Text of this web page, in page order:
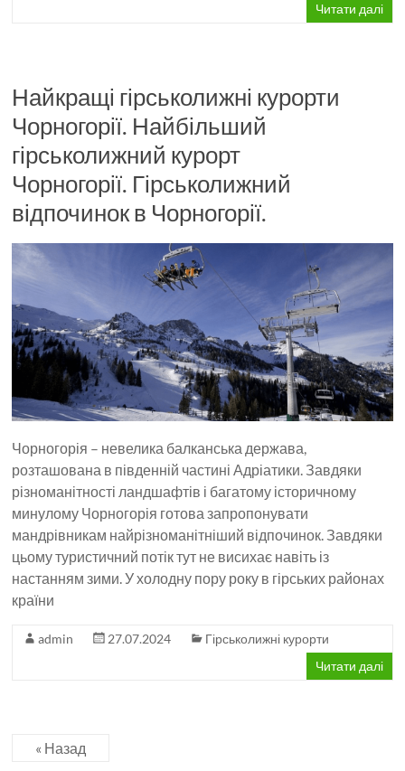
Читати далі
Найкращі гірськолижні курорти
Чорногорії. Найбільший
гірськолижний курорт
Чорногорії. Гірськолижний
відпочинок в Чорногорії.
Чорногорія – невелика балканська держава,
розташована в південній частині Адріатики. Завдяки
різноманітності ландшафтів і багатому історичному
минулому Чорногорія готова запропонувати
мандрівникам найрізноманітніший відпочинок. Завдяки
цьому туристичний потік тут не висихає навіть із
настанням зими. У холодну пору року в гірських районах
країни
admin 27.07.2024
Гірськолижні курорти
Читати далі
« Назад